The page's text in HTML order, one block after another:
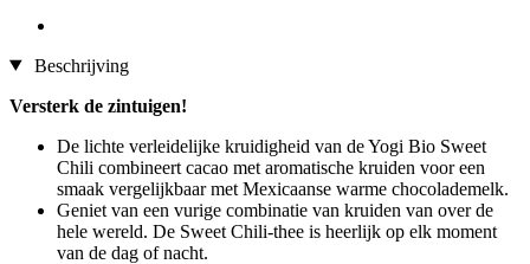
Beschrijving
Versterk de zintuigen!
De lichte verleidelijke kruidigheid van de Yogi Bio Sweet
Chili combineert cacao met aromatische kruiden voor een
smaak vergelijkbaar met Mexicaanse warme chocolademelk.
Geniet van een vurige combinatie van kruiden van over de
hele wereld. De Sweet Chili-thee is heerlijk op elk moment
van de dag of nacht.